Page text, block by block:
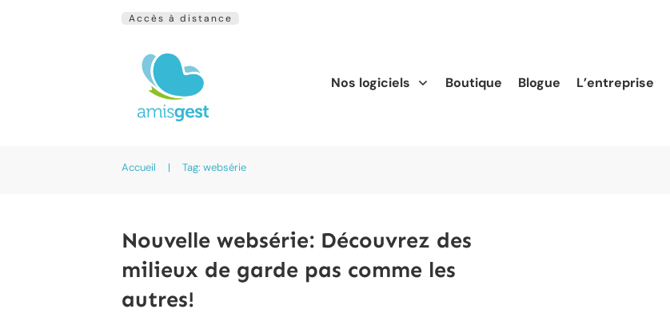
Accès à distance
Nos logiciels Boutique Blogue L’entreprise
Accueil | Tag: websérie
Nouvelle websérie: Découvrez des
milieux de garde pas comme les
autres!